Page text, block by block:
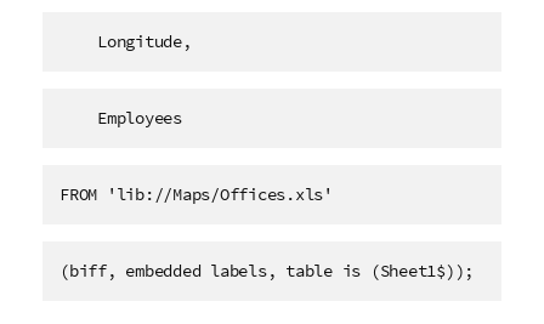
    Longitude,
    Employees
FROM 'lib://Maps/Offices.xls'
(biff, embedded labels, table is (Sheet1$));